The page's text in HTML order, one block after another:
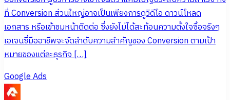
ที่ Conversion ส่วนใหญ่อาจเป็นเพียงการดูวิดีโอ ดาวน์โหลด
เอกสาร หรือเข้าชมหน้าติดต่อ ซึ่งยังไม่ได้สะท้อนความตั้งใจซื้อจริงๆ
เอเจนซี่มืออาชีพจะจัดลำดับความสำคัญของ Conversion ตามเป้า
หมายของแต่ละธุรกิจ […]
Google Ads